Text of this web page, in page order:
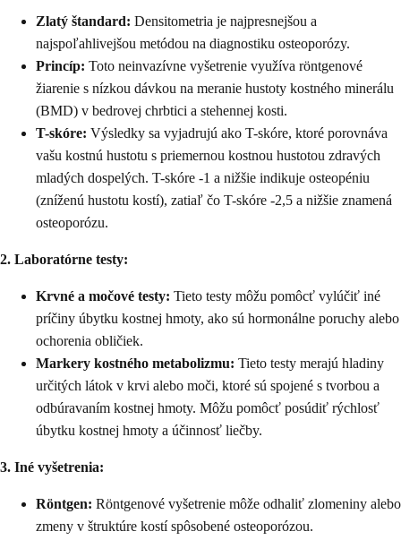
Zlatý štandard: Densitometria je najpresnejšou a
najspoľahlivejšou metódou na diagnostiku osteoporózy.
Princíp: Toto neinvazívne vyšetrenie využíva röntgenové
žiarenie s nízkou dávkou na meranie hustoty kostného minerálu
(BMD) v bedrovej chrbtici a stehennej kosti.
T-skóre: Výsledky sa vyjadrujú ako T-skóre, ktoré porovnáva
vašu kostnú hustotu s priemernou kostnou hustotou zdravých
mladých dospelých. T-skóre -1 a nižšie indikuje osteopéniu
(zníženú hustotu kostí), zatiaľ čo T-skóre -2,5 a nižšie znamená
osteoporózu.
2. Laboratórne testy:
Krvné a močové testy: Tieto testy môžu pomôcť vylúčiť iné
príčiny úbytku kostnej hmoty, ako sú hormonálne poruchy alebo
ochorenia obličiek.
Markery kostného metabolizmu: Tieto testy merajú hladiny
určitých látok v krvi alebo moči, ktoré sú spojené s tvorbou a
odbúravaním kostnej hmoty. Môžu pomôcť posúdiť rýchlosť
úbytku kostnej hmoty a účinnosť liečby.
3. Iné vyšetrenia:
Röntgen: Röntgenové vyšetrenie môže odhaliť zlomeniny alebo
zmeny v štruktúre kostí spôsobené osteoporózou.